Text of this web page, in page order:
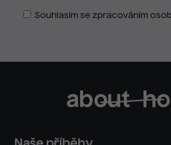
Souhlasím se zpracováním